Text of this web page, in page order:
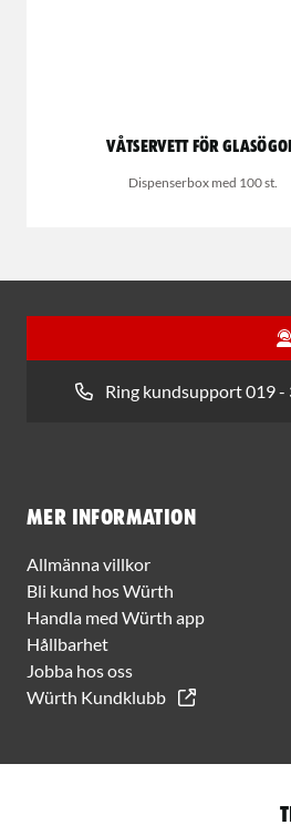
Våtservett för
Dispenserbox med 100 st.
Ring kundsupport 019 -
Mer information
Allmänna villkor
Bli kund hos Würth
Handla med Würth app
Hållbarhet
Jobba hos oss
Würth Kundklubb